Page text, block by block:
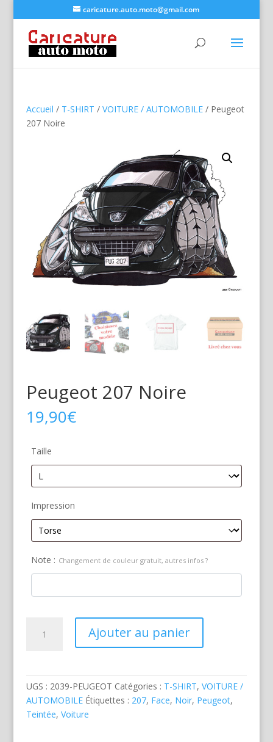
caricature.auto.moto@gmail.com
Accueil / T-SHIRT / VOITURE / AUTOMOBILE/ Peugeot
207 Noire
Peugeot 207 Noire
19,90€
Taille
Impression
Note : Changement de couleur gratuit, autres infos ?
Ajouter au panier
UGS : 2039-PEUGEOT Catégories : T-SHIRT, VOITURE /
AUTOMOBILE Étiquettes : 207, Face, Noir, Peugeot,
Teintée, Voiture